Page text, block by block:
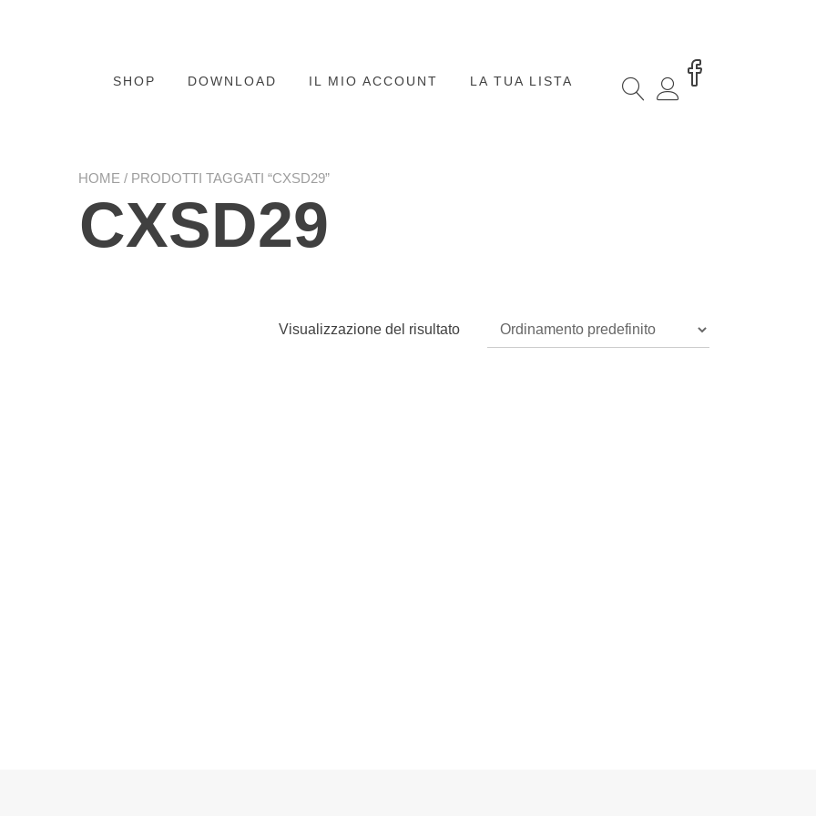
SHOP DOWNLOAD IL MIO ACCOUNT LA TUA LISTA
HOME / PRODOTTI TAGGATI “CXSD29”
CXSD29
Visualizzazione del risultato